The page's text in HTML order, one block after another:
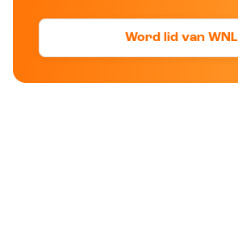
Word lid van WNL